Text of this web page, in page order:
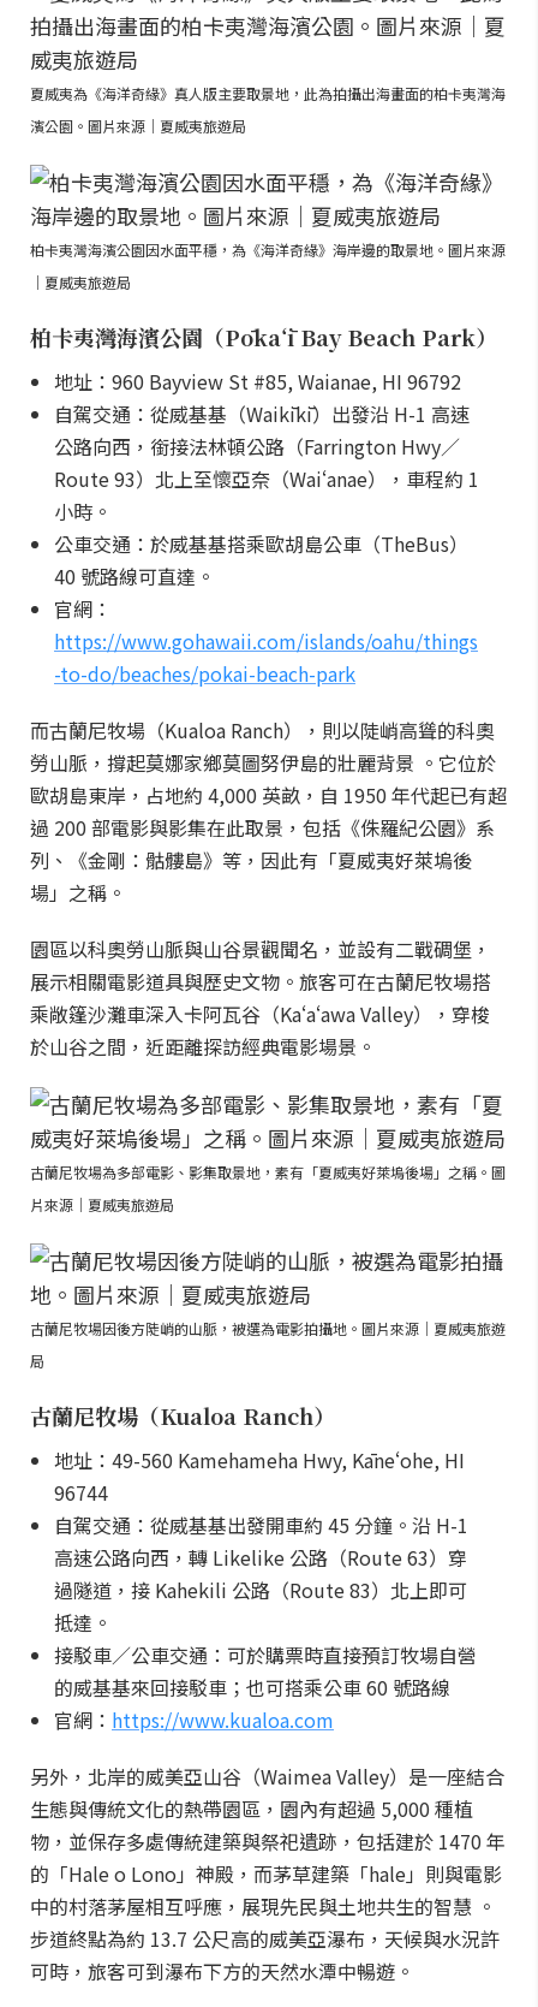
夏威夷為《海洋奇緣》真人版主要取景地，此為拍攝出海畫面的柏卡夷灣海
濱公園。圖片來源｜夏威夷旅遊局
柏卡夷灣海濱公園因水面平穩，為《海洋奇緣》海岸邊的取景地。圖片來源
｜夏威夷旅遊局
柏卡夷灣海濱公園（Pōkaʻī Bay Beach Park）
地址：960 Bayview St #85, Waianae, HI 96792
自駕交通：從威基基（Waikīkī）出發沿 H-1 高速
公路向西，銜接法林頓公路（Farrington Hwy／
Route 93）北上至懷亞奈（Waiʻanae），車程約 1
小時。
公車交通：於威基基搭乘歐胡島公車（TheBus）
40 號路線可直達。
官網：
https://www.gohawaii.com/islands/oahu/things
-to-do/beaches/pokai-beach-park
而古蘭尼牧場（Kualoa Ranch），則以陡峭高聳的科奧
勞山脈，撐起莫娜家鄉莫圖努伊島的壯麗背景 。它位於
歐胡島東岸，占地約 4,000 英畝，自 1950 年代起已有超
過 200 部電影與影集在此取景，包括《侏羅紀公園》系
列、《金剛：骷髏島》等，因此有「夏威夷好萊塢後
場」之稱。
園區以科奧勞山脈與山谷景觀聞名，並設有二戰碉堡，
展示相關電影道具與歷史文物。旅客可在古蘭尼牧場搭
乘敞篷沙灘車深入卡阿瓦谷（Kaʻaʻawa Valley），穿梭
於山谷之間，近距離探訪經典電影場景。
古蘭尼牧場為多部電影、影集取景地，素有「夏威夷好萊塢後場」之稱。圖
片來源｜夏威夷旅遊局
古蘭尼牧場因後方陡峭的山脈，被選為電影拍攝地。圖片來源｜夏威夷旅遊
局
古蘭尼牧場（Kualoa Ranch）
地址：49-560 Kamehameha Hwy, Kāneʻohe, HI
96744
自駕交通：從威基基出發開車約 45 分鐘。沿 H-1
高速公路向西，轉 Likelike 公路（Route 63）穿
過隧道，接 Kahekili 公路（Route 83）北上即可
抵達。
接駁車／公車交通：可於購票時直接預訂牧場自營
的威基基來回接駁車；也可搭乘公車 60 號路線
官網： https://www.kualoa.com
另外，北岸的威美亞山谷（Waimea Valley）是一座結合
生態與傳統文化的熱帶園區，園內有超過 5,000 種植
物，並保存多處傳統建築與祭祀遺跡，包括建於 1470 年
的「Hale o Lono」神殿，而茅草建築「hale」則與電影
中的村落茅屋相互呼應，展現先民與土地共生的智慧 。
步道終點為約 13.7 公尺高的威美亞瀑布，天候與水況許
可時，旅客可到瀑布下方的天然水潭中暢遊。